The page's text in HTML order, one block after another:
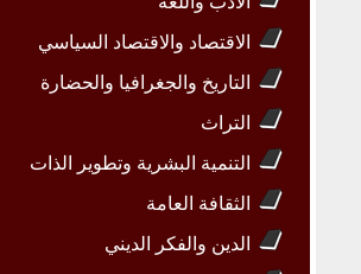
الاقتصاد والاقتصاد السياسي
التاريخ والجغرافيا والحضارة
التراث
التنمية البشرية وتطوير الذات
الثقافة العامة
الدين والفكر الديني